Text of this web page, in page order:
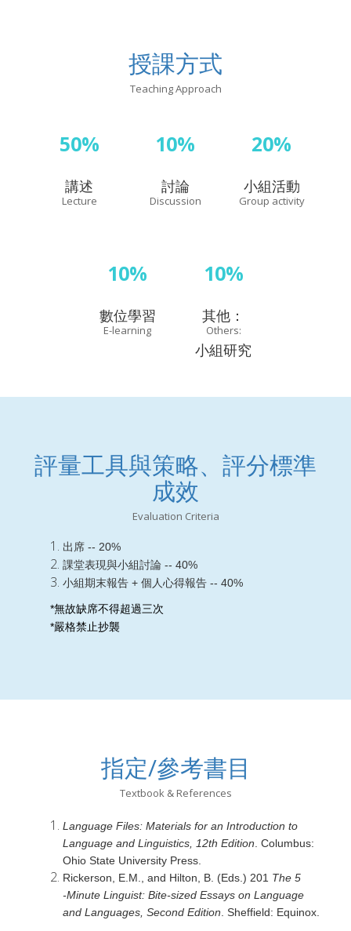
授課方式
Teaching Approach
50%
講述
Lecture
10%
討論
Discussion
20%
小組活動
Group activity
10%
數位學習
E-learning
10%
其他：
Others:
小組研究
評量工具與策略、評分標準
成效
Evaluation Criteria
出席 -- 20%
課堂表現與小組討論 -- 40%
小組期末報告 + 個人心得報告 -- 40%
*無故缺席不得超過三次
*嚴格禁止抄襲
指定/參考書目
Textbook & References
Language Files: Materials for an Introduction to
Language and Linguistics, 12th Edition . Columbus:
Ohio State University Press.
Rickerson, E.M., and Hilton, B. (Eds.) 201 The 5
‐Minute Linguist: Bite‐sized Essays on Language
and Languages, Second Edition . Sheffield: Equinox.